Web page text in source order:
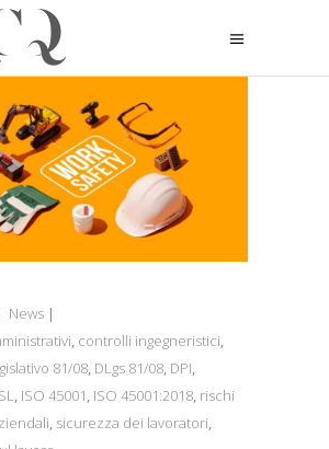
News
, controlli ingegneristici,
81/08, DLgs 81/08, DPI,
, ISO 45001, ISO 45001:2018, rischi
, sicurezza dei lavoratori,